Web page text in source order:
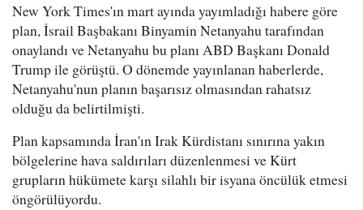
New York Times'ın mart ayında yayımladığı habere göre
plan, İsrail Başbakanı Binyamin Netanyahu tarafından
onaylandı ve Netanyahu bu planı ABD Başkanı Donald
Trump ile görüştü. O dönemde yayınlanan haberlerde,
Netanyahu'nun planın başarısız olmasından rahatsız
olduğu da belirtilmişti.
Plan kapsamında İran'ın Irak Kürdistanı sınırına yakın
bölgelerine hava saldırıları düzenlenmesi ve Kürt
grupların hükümete karşı silahlı bir isyana öncülük etmesi
öngörülüyordu.